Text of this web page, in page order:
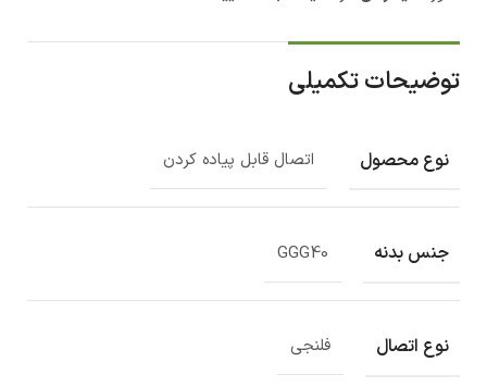
توضیحات تکمیلی
نوع محصول اتصال قابل پیاده کردن
جنس بدنه GGG40
نوع اتصال فلنجی